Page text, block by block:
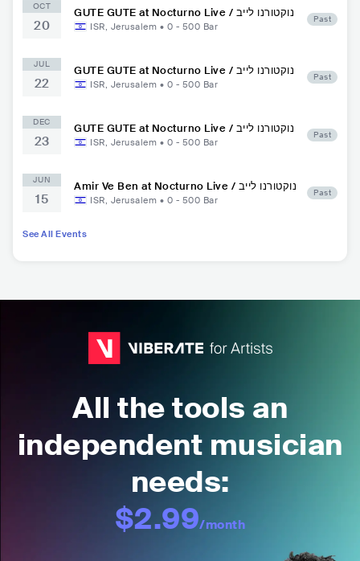
OCT
20
GUTE GUTE at Nocturno Live / נוקטורנו לייב
ISR, Jerusalem • 0 - 500 Bar
Past
JUL
22
GUTE GUTE at Nocturno Live / נוקטורנו לייב
ISR, Jerusalem • 0 - 500 Bar
Past
DEC
23
GUTE GUTE at Nocturno Live / נוקטורנו לייב
ISR, Jerusalem • 0 - 500 Bar
Past
JUN
15
Amir Ve Ben at Nocturno Live / נוקטורנו לייב
ISR, Jerusalem • 0 - 500 Bar
Past
See All Events
All the tools an
independent musician
needs:
$2.99/month